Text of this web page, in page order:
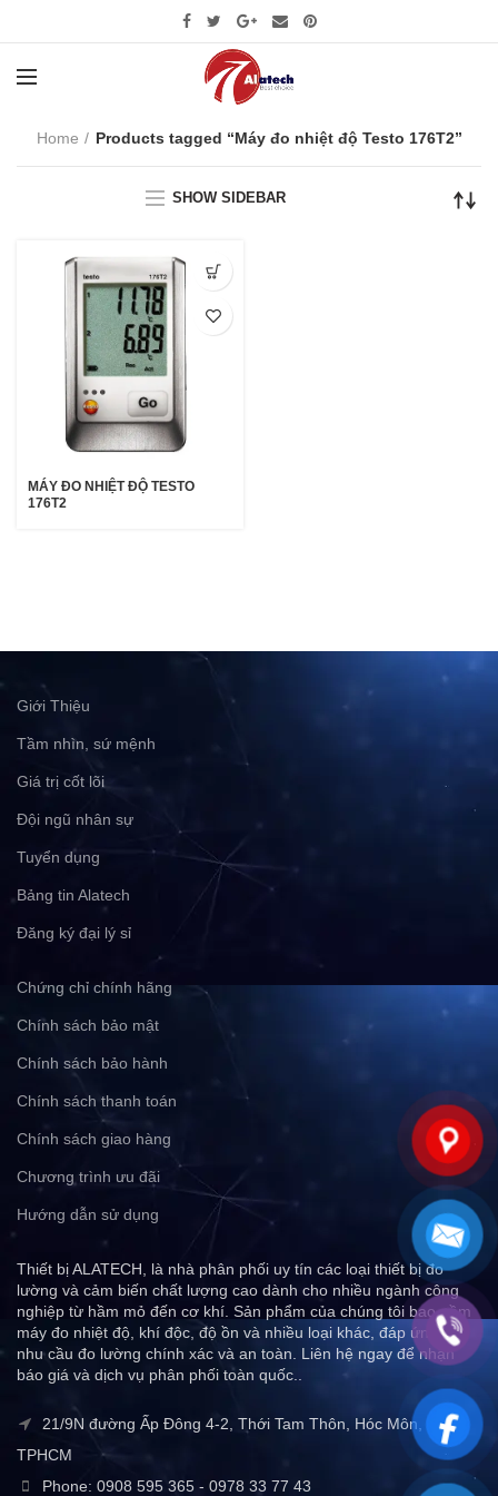
Home Products tagged “Máy đo nhiệt độ Testo 176T2”
SHOW SIDEBAR
MÁY ĐO NHIỆT ĐỘ TESTO
176T2
Giới Thiệu
Tầm nhìn, sứ mệnh
Giá trị cốt lõi
Đội ngũ nhân sự
Tuyển dụng
Bảng tin Alatech
Đăng ký đại lý sỉ
Chứng chỉ chính hãng
Chính sách bảo mật
Chính sách bảo hành
Chính sách thanh toán
Chính sách giao hàng
Chương trình ưu đãi
Hướng dẫn sử dụng
Thiết bị ALATECH, là nhà phân phối uy tín các loại thiết bị đo
lường và cảm biến chất lượng cao dành cho nhiều ngành công
nghiệp từ hầm mỏ đến cơ khí. Sản phẩm của chúng tôi bao gồm
máy đo nhiệt độ, khí độc, độ ồn và nhiều loại khác, đáp ứng mọi
nhu cầu đo lường chính xác và an toàn. Liên hệ ngay để nhận
báo giá và dịch vụ phân phối toàn quốc..
21/9N đường Ấp Đông 4-2, Thới Tam Thôn, Hóc Môn,
TPHCM
Phone: 0908 595 365 - 0978 33 77 43